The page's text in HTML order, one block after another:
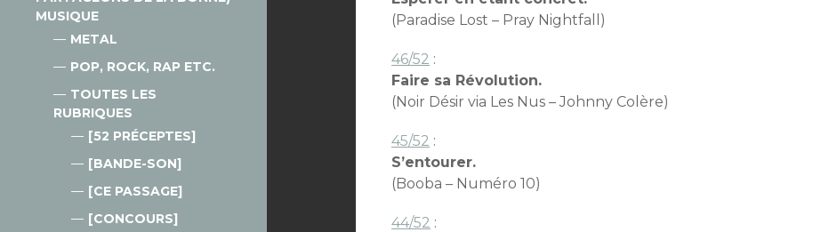
MUSIQUE
METAL
POP, ROCK, RAP ETC.
TOUTES LES
RUBRIQUES
[52 PRÉCEPTES]
[BANDE-SON]
[CE PASSAGE]
[CONCOURS]
(Paradise Lost – Pray Nightfall)
46/52 :
Faire sa Révolution.
(Noir Désir via Les Nus – Johnny Colère)
45/52 :
S’entourer.
(Booba – Numéro 10)
44/52 :